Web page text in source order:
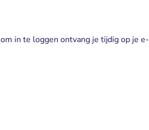
in te loggen ontvang je tijdig op je e-